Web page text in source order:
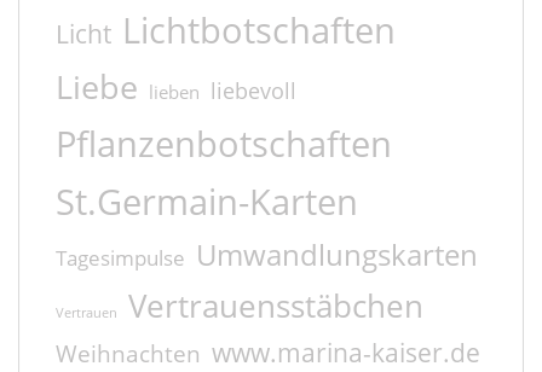
Licht Lichtbotschaften
Liebe lieben liebevoll
Pflanzenbotschaften
St.Germain-Karten
Tagesimpulse Umwandlungskarten
Vertrauen Vertrauensstäbchen
Weihnachten www.marina-kaiser.de